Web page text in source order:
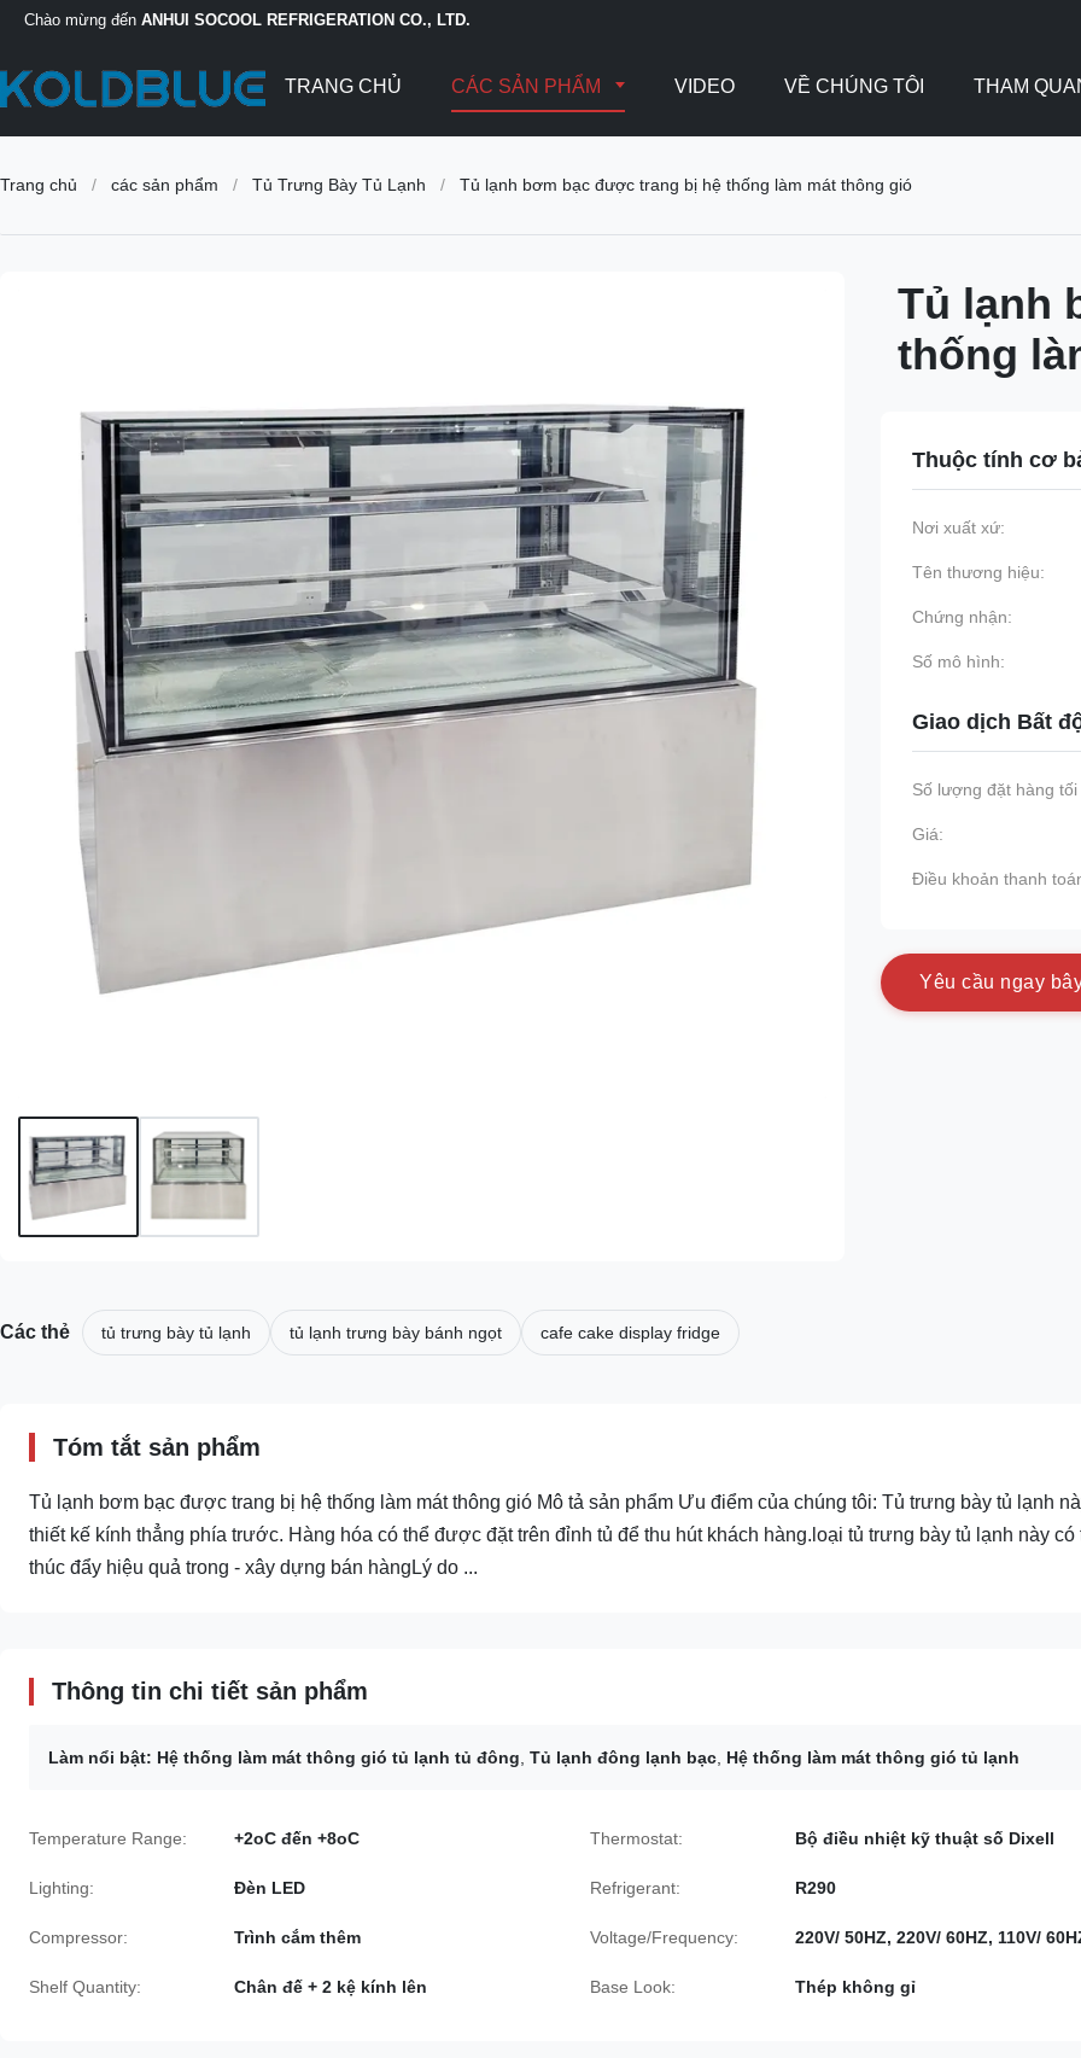
Chào mừng đến ANHUI SOCOOL REFRIGERATION CO., LTD.
TRANG CHỦ CÁC SẢN PHẨM VIDEO VỀ CHÚNG TÔI THAM
Trang chủ / các sản phẩm / Tủ Trưng Bày Tủ Lạnh / Tủ lạnh bơm bạc được trang bị hệ thống làm mát thông gió
Tủ lạnh
thống
Thuộc tính cơ
Nơi xuất xứ:
Tên thương hiệu:
Chứng nhận:
Số mô hình:
Giao dịch Bất
Số lượng đặt hàng tối
Giá:
Điều khoản thanh
Yêu cầu ngay bâ
Các thẻ tủ trưng bày tủ lạnh tủ lạnh trưng bày bánh ngọt cafe cake display fridge
Tóm tắt sản phẩm
Tủ lạnh bơm bạc được trang bị hệ thống làm mát thông gió Mô tả sản phẩm Ưu điểm của chúng tôi: Tủ trưng bày tủ lạnh
thiết kế kính thẳng phía trước. Hàng hóa có thể được đặt trên đỉnh tủ để thu hút khách hàng.loại tủ trưng bày tủ lạnh này có
thúc đẩy hiệu quả trong - xây dựng bán hàngLý do ...
Thông tin chi tiết sản phẩm
Làm nổi bật: Hệ thống làm mát thông gió tủ lạnh tủ đông Tủ lạnh đông lạnh bạc Hệ thống làm mát thông gió tủ lạnh
Temperature Range: +2oC đến +8oC Thermostat: Bộ điều nhiệt kỹ thuật số Dixell
Lighting: Đèn LED Refrigerant: R290
Compressor: Trình cắm thêm Voltage/Frequency: 220V/ 50HZ, 220V/ 60HZ, 110V/
Shelf Quantity: Chân đế + 2 kệ kính lên Base Look: Thép không gỉ